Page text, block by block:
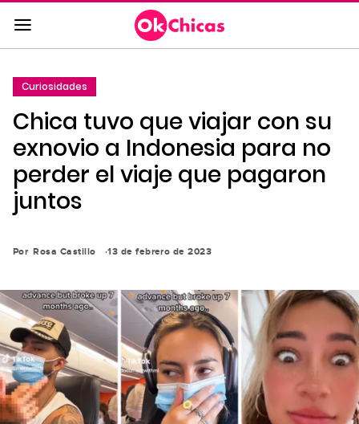
Saltar
al
contenido
a
la
navegación
principal
Curiosidades
Chica tuvo que viajar con su
exnovio a Indonesia para no
perder el viaje que pagaron
juntos
Por Rosa Castillo 13 de febrero de 2023